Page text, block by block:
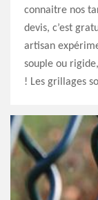
connaitre nos
devis, c’est
artisan
souple ou
! Les grillages